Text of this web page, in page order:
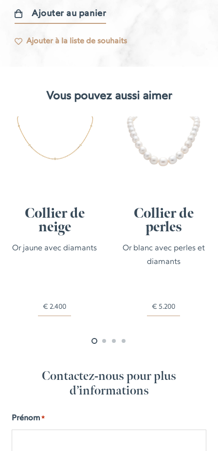
quantité
de
Ajouter au panier
Ajouter à la liste de souhaits
Vous pouvez aussi aimer
Collier de
neige
Or jaune avec diamants
€ 2.400
Collier de
perles
Or blanc avec perles et
diamants
€ 5.200
Contactez-nous pour plus
d’informations
Prénom *